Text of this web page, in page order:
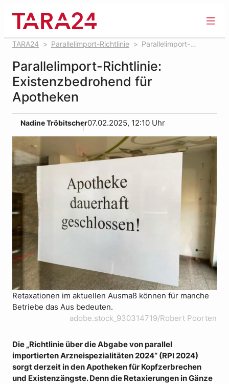
springen
TARA24 Parallelimport-Richtlinie
Parallelimport-
Parallelimport-Richtlinie:
Existenzbedrohend für
Apotheken
Nadine Tröbitscher07.02.2025, 12:10 Uhr
Retaxationen im aktuellen Ausmaß können für manche
Betriebe das Aus bedeuten.
adobe.stock_930314719/Robert Poorten
Die „Richtlinie über die Abgabe von parallel
importierten Arzneispezialitäten 2024“ (RPI 2024)
sorgt derzeit in den Apotheken für Kopfzerbrechen
und Existenzängste. Denn die Retaxierungen in Gänze